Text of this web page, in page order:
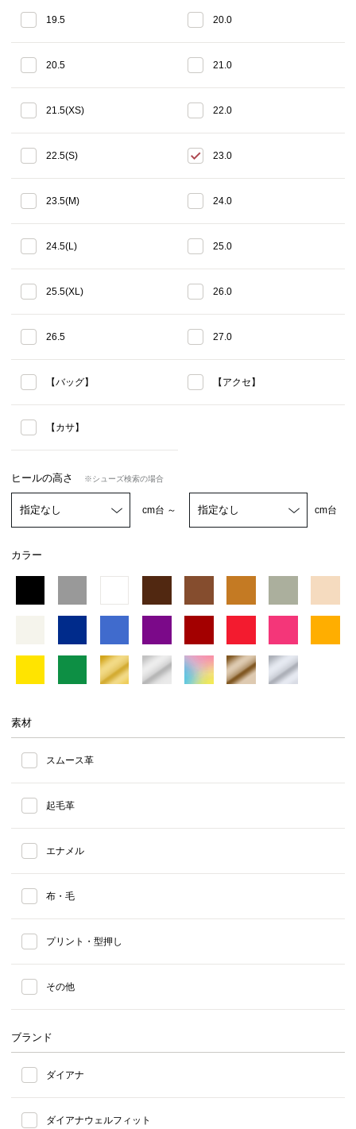
19.5 20.0
20.5 21.0
21.5(XS) 22.0
22.5(S) 23.0
23.5(M) 24.0
24.5(L) 25.0
25.5(XL) 26.0
26.5 27.0
【バッグ】 【アクセ】
【カサ】
ヒールの高さ ※シューズ検索の場合
cm台 ～ cm台
カラー
素材
スムース革
起毛革
エナメル
布・毛
プリント・型押し
その他
ブランド
ダイアナ
ダイアナウェルフィット